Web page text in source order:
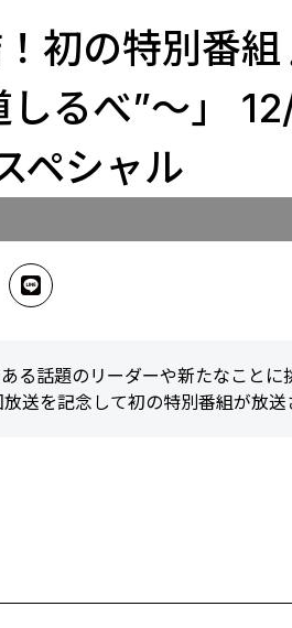
初の特別番
るべ”～」
ペシャル
る話題のリーダーや新たなことに
送を記念して初の特別番組が放